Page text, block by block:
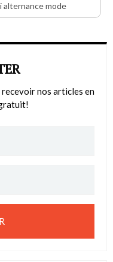
alternance mode
nos articles en